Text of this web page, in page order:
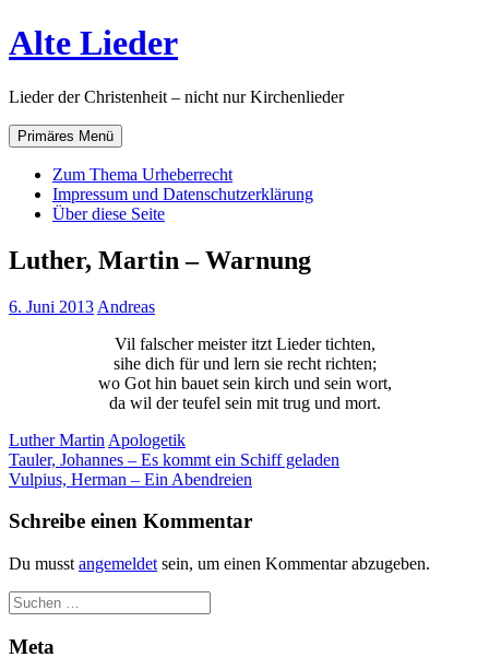
Zum
Inhalt
Alte Lieder
Lieder der Christenheit – nicht nur Kirchenlieder
Primäres Menü
Zum Thema Urheberrecht
Impressum und Datenschutzerklärung
Über diese Seite
Luther, Martin – Warnung
6. Juni 2013 Andreas
Vil falscher meister itzt Lieder tichten,
sihe dich für und lern sie recht richten;
wo Got hin bauet sein kirch und sein wort,
da wil der teufel sein mit trug und mort.
Luther Martin Apologetik
Beitragsnavigation
Tauler, Johannes – Es kommt ein Schiff geladen
Vulpius, Herman – Ein Abendreien
Schreibe einen Kommentar
Du musst angemeldet sein, um einen Kommentar abzugeben.
Meta